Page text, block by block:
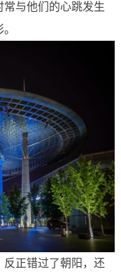
与他们的心跳发生
正错过了朝阳，还